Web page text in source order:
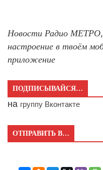
Новости Радио
настроение в твоём
приложение
ПОДПИСЫВАЙСЯ…
на группу Вконтакте
ОТПРАВИТЬ В…